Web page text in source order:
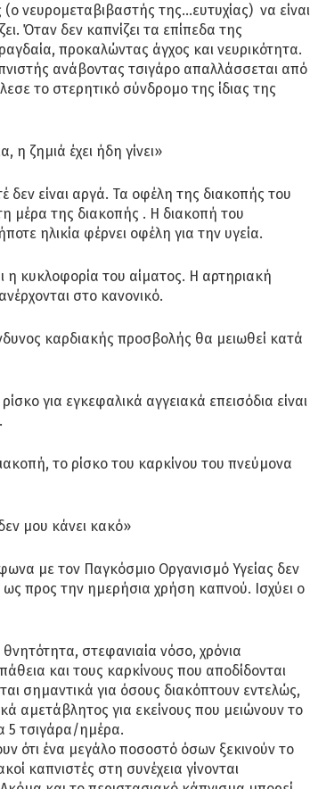
νευρομεταβιβαστής της…ευτυχίας) να είναι
Όταν δεν καπνίζει τα επίπεδα της
προκαλώντας άγχος και νευρικότητα.
ανάβοντας τσιγάρο απαλλάσσεται από
το στερητικό σύνδρομο της ίδιας της
ζημιά έχει ήδη γίνει»
είναι αργά. Τα οφέλη της διακοπής του
μέρα της διακοπής . Η διακοπή του
ηλικία φέρνει οφέλη για την υγεία.
η κυκλοφορία του αίματος. Η αρτηριακή
στο κανονικό.
καρδιακής προσβολής θα μειωθεί κατά
για εγκεφαλικά αγγειακά επεισόδια είναι
το ρίσκο του καρκίνου του πνεύμονα
μου κάνει κακό»
με τον Παγκόσμιο Οργανισμό Υγείας δεν
ως προς την ημερήσια χρήση καπνού. Ισχύει ο
θνητότητα, στεφανιαία νόσο, χρόνια
και τους καρκίνους που αποδίδονται
σημαντικά για όσους διακόπτουν εντελώς,
αμετάβλητος για εκείνους που μειώνουν το
5 τσιγάρα/ημέρα.
ότι ένα μεγάλο ποσοστό όσων ξεκινούν το
καπνιστές στη συνέχεια γίνονται